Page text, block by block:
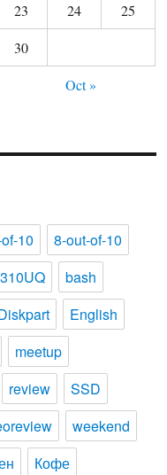
23 24
25
30
Oct »
10
8-out-of-10
bash
English
meetup
review
SSD
weekend
Кофе